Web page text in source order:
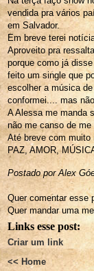
vendida pra vários
em Salvador.
Em breve terei
Aproveito pra
porque como já
feito um single que
escolher a música
conformei.... mas
A Alessa me manda
não me canso de
Até breve com muito
PAZ, AMOR,
Postado por Alex
Quer comentar esse
Quer mandar uma
Links esse post:
Criar um link
<< Home